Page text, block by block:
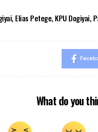
, Elias Petege, KPU Dogiyai,
What do you